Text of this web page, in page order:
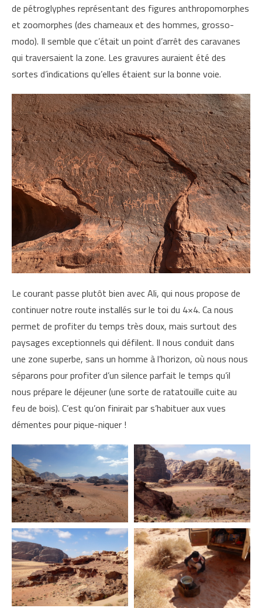
de pétroglyphes représentant des figures anthropomorphes
et zoomorphes (des chameaux et des hommes, grosso-
modo). Il semble que c’était un point d’arrêt des caravanes
qui traversaient la zone. Les gravures auraient été des
sortes d’indications qu’elles étaient sur la bonne voie.
Le courant passe plutôt bien avec Ali, qui nous propose de
continuer notre route installés sur le toi du 4×4. Ca nous
permet de profiter du temps très doux, mais surtout des
paysages exceptionnels qui défilent. Il nous conduit dans
une zone superbe, sans un homme à l’horizon, où nous nous
séparons pour profiter d’un silence parfait le temps qu’il
nous prépare le déjeuner (une sorte de ratatouille cuite au
feu de bois). C’est qu’on finirait par s’habituer aux vues
démentes pour pique-niquer !